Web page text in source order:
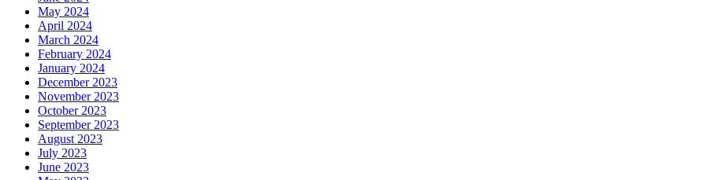
May 2024
April 2024
March 2024
February 2024
January 2024
December 2023
November 2023
October 2023
September 2023
August 2023
July 2023
June 2023